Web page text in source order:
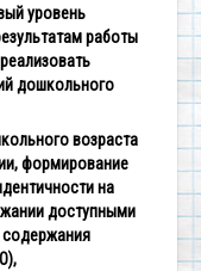
уровень
работы
дошкольного
возраста
формирование
на
доступными